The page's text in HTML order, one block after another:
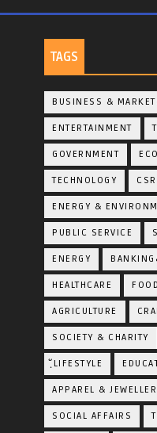
TAGS
BUSINESS &
ENTERTAINMENT
GOVERNMENT
TECHNOLOGY CSR
ENERGY &
PUBLIC SERVICE
ENERGY
HEALTHCARE
AGRICULTURE
SOCIETY & CHARITY
ฺัLIFESTYLE
APPAREL &
SOCIAL AFFAIRS